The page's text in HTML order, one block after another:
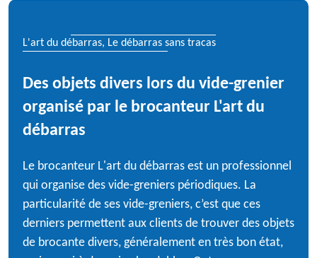
L'art du débarras, Le débarras sans tracas
Des objets divers lors du vide-grenier
organisé par le brocanteur L'art du
débarras
Le brocanteur L'art du débarras est un professionnel
qui organise des vide-greniers périodiques. La
particularité de ses vide-greniers, c’est que ces
derniers permettent aux clients de trouver des objets
de brocante divers, généralement en très bon état,